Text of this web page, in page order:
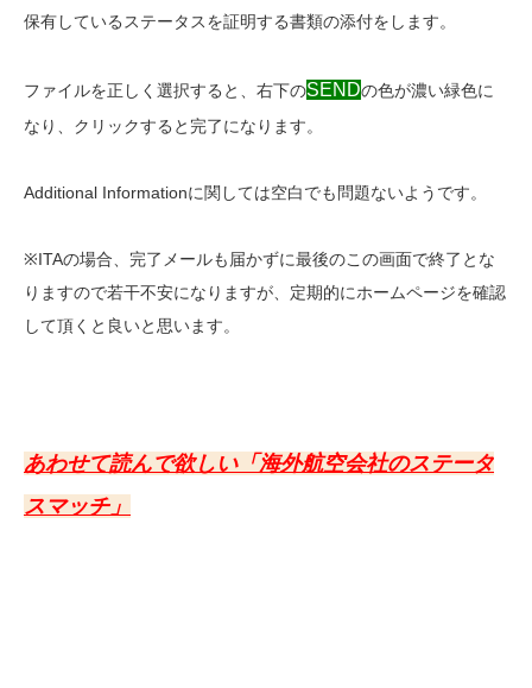
保有しているステータスを証明する書類の添付をします。
ファイルを正しく選択すると、右下のSENDの色が濃い緑色に
なり、クリックすると完了になります。
Additional Informationに関しては空白でも問題ないようです。
※ITAの場合、完了メールも届かずに最後のこの画面で終了とな
りますので若干不安になりますが、定期的にホームページを確認
して頂くと良いと思います。
あわせて読んで欲しい「海外航空会社のステータ
スマッチ」